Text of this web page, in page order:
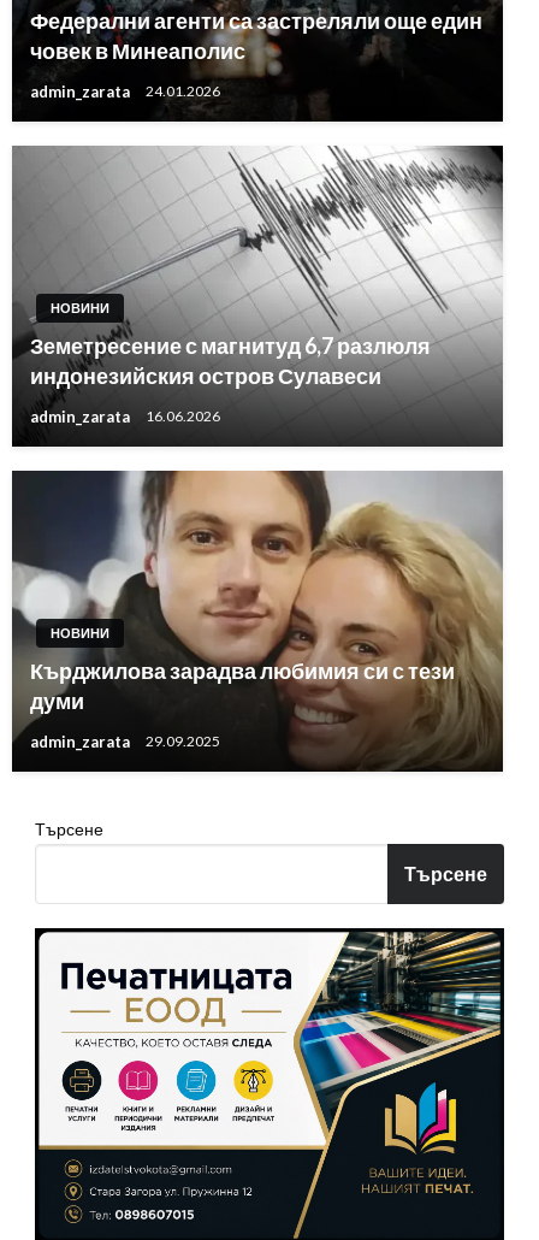
Федерални агенти са застреляли още един
човек в Минеаполис
admin_zarata 24.01.2026
НОВИНИ
Земетресение с магнитуд 6,7 разлюля
индонезийския остров Сулавеси
admin_zarata 16.06.2026
НОВИНИ
Кърджилова зарадва любимия си с тези
думи
admin_zarata 29.09.2025
Търсене
Търсене